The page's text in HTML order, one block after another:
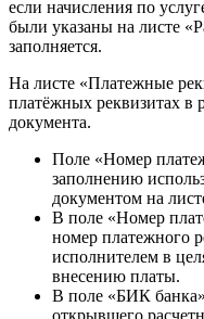
если начисления по
были указаны на листе
заполняется.
На листе «Платежные
платёжных реквизитах в
документа.
Поле «Номер
заполнению
документом на
В поле «Номер
номер платежного
исполнителем в
внесению платы.
В поле «БИК
открывшего